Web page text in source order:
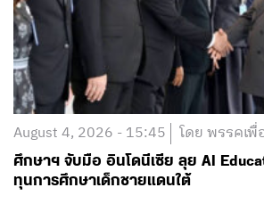
August 4, 2026 - 15:45 โดย พรรคเพื่
ศึกษาฯ จับมือ อินโดนีเซีย ลุย AI
ทุนการศึกษาเด็กชายแดนใต้